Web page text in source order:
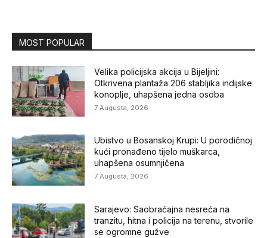
MOST POPULAR
Velika policijska akcija u Bijeljini:
Otkrivena plantaža 206 stabljika indijske
konoplje, uhapšena jedna osoba
7 Augusta, 2026
Ubistvo u Bosanskoj Krupi: U porodičnoj
kući pronađeno tijelo muškarca,
uhapšena osumnjičena
7 Augusta, 2026
Sarajevo: Saobraćajna nesreća na
tranzitu, hitna i policija na terenu, stvorile
se ogromne gužve